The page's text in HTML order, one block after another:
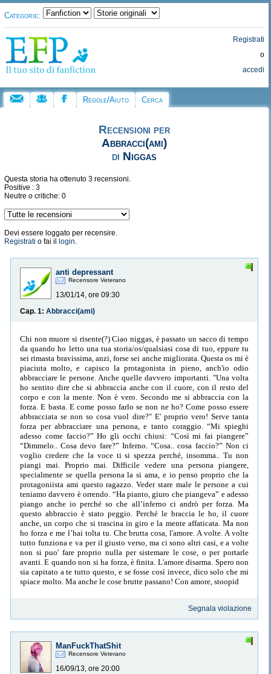
Categorie:
Registrati
o
accedi
Regole/Aiuto Cerca
Recensioni per
Abbracci(ami)
di Niggas
Questa storia ha ottenuto 3 recensioni.
Positive : 3
Neutre o critiche: 0
Devi essere loggato per recensire.
Registrati o fai il login.
anti depressant
Recensore Veterano
13/01/14, ore 09:30
Cap. 1: Abbracci(ami)
Chi non muore si risente(?) Ciao niggas, è passato un sacco di tempo
da quando ho letto una tua storia/os/qualsiasi cosa di tuo, eppure tu
sei rimasta bravissima, anzi, forse sei anche migliorata. Questa os mi è
piaciuta molto, e capisco la protagonista in pieno, anch'io odio
abbracciare le persone. Anche quelle davvero importanti. "Una volta
ho sentito dire che si abbraccia anche con il cuore, con il resto del
corpo e con la mente. Non è vero. Secondo me si abbraccia con la
forza. E basta. E come posso farlo se non ne ho? Come posso essere
abbracciata se non so cosa vuol dire?" E' proprio vero! Serve tanta
forza per abbracciare una persona, e tanto coraggio. “Mi spieghi
adesso come faccio?” Ho gli occhi chiusi: “Così mi fai piangere”
“Dimmelo.. Cosa devo fare?” Inferno. “Cosa.. cosa faccio?” Non ci
voglio credere che la voce ti si spezza perché, insomma.. Tu non
piangi mai. Proprio mai. Difficile vedere una persona piangere,
specialmente se quella persona la si ama, e io penso proprio che la
protagoniista ami questo ragazzo. Veder stare male le persone a cui
teniamo davvero è orrendo. “Ha pianto, giuro che piangeva” e adesso
piango anche io perché so che all’inferno ci andrò per forza. Ma
questo abbraccio è stato peggio. Perché le braccia le ho, il cuore
anche, un corpo che si trascina in giro e la mente affaticata. Ma non
ho forza e me l’hai tolta tu. Che brutta cosa, l'amore. A volte. A volte
tutto funziona e va per il giusto verso, ma ci sono altri casi, e a volte
non si puo' fare proprio nulla per sistemare le cose, o per portarle
avanti. E quando non si ha forza, è finita. L'amore disarma. Spero non
sia capitato a te tutto questo, e se fosse così invece, dico solo che mi
spiace molto. Ma anche le cose brutte passano! Con amore, stoopid
Segnala violazione
ManFuckThatShit
Recensore Veterano
16/09/13, ore 20:00